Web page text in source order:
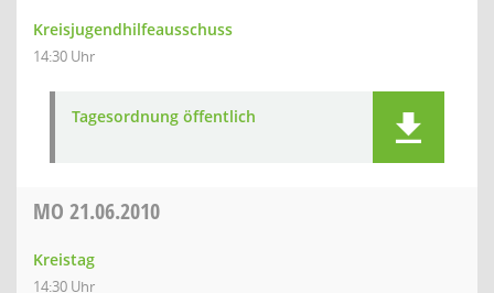
Kreisjugendhilfeausschuss
14:30 Uhr
Tagesordnung öffentlich
MO 21.06.2010
Kreistag
14:30 Uhr